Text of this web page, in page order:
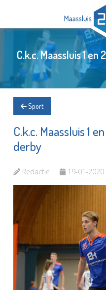
C.k.c. Maassluis 1
Sport
C.k.c. Maassluis 1
derby
Redactie 19-01-2020